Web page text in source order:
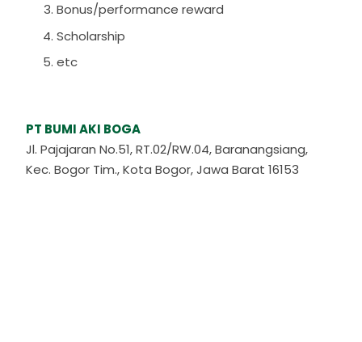
Bonus/performance reward
Scholarship
etc
PT BUMI AKI BOGA
Jl. Pajajaran No.51, RT.02/RW.04, Baranangsiang,
Kec. Bogor Tim., Kota Bogor, Jawa Barat 16153